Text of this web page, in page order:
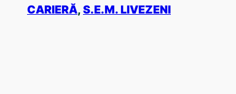
CARIERĂ, S.E.M. LIVEZENI